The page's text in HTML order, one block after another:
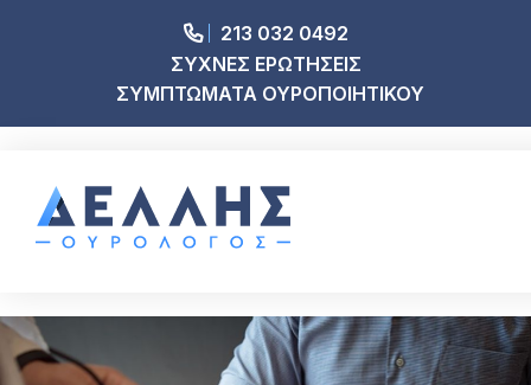
213 032 0492
ΣΥΧΝΕΣ ΕΡΩΤΗΣΕΙΣ
ΣΥΜΠΤΩΜΑΤΑ ΟΥΡΟΠΟΙΗΤΙΚΟΥ